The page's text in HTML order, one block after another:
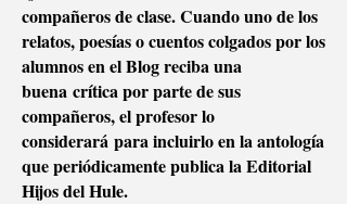
compañeros de clase. Cuando uno de los
relatos, poesías o cuentos colgados por los
alumnos en el Blog reciba una
buena crítica por parte de sus
compañeros, el profesor lo
considerará para incluirlo en la antología
que periódicamente publica la Editorial
Hijos del Hule.